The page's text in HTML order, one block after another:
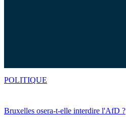
Bruxelles osera-t-elle interdire l'AfD ?
POLITIQUE